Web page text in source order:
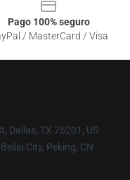
Pago 100% seguro
/ MasterCard / Visa
Dallas, TX 75201, US
City, Peking, CN